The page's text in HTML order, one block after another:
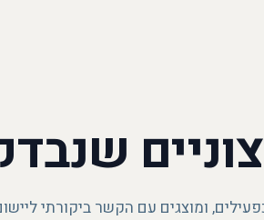
ומוצגים עם הקשר ביקורתי